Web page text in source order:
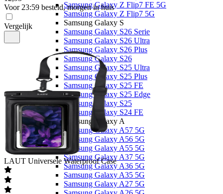
Samsung Galaxy Z Flip7 FE 5G
Samsung Galaxy Z Flip7 5G
Samsung Galaxy S
Samsung Galaxy S26 Serie
Samsung Galaxy S26 Ultra
Samsung Galaxy S26 Plus
Samsung Galaxy S26
Samsung Galaxy S25 Ultra
Samsung Galaxy S25 Plus
Samsung Galaxy S25 FE
Samsung Galaxy S25 Edge
Samsung Galaxy S25
Samsung Galaxy S24 FE
Samsung Galaxy A
Samsung Galaxy A57 5G
Samsung Galaxy A56 5G
Samsung Galaxy A55 5G
Samsung Galaxy A37 5G
Samsung Galaxy A36 5G
Samsung Galaxy A35 5G
Samsung Galaxy A27 5G
Voor 23:59 besteld, morgen in huis
Vergelijk
LAUT Universele Waterproof Case